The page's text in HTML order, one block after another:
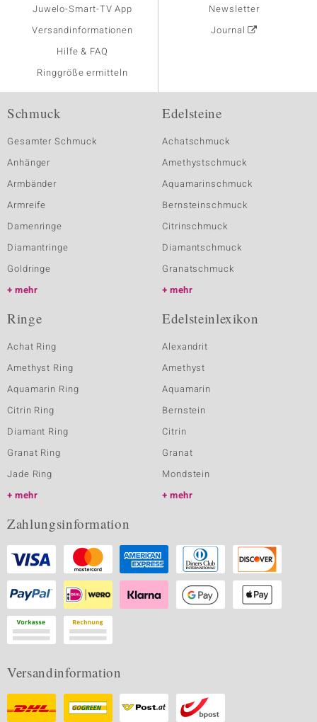
Juwelo-Smart-TV App
Versandinformationen
Hilfe & FAQ
Ringgröße ermitteln
Newsletter
Journal
Schmuck
Gesamter Schmuck
Anhänger
Armbänder
Armreife
Damenringe
Diamantringe
Goldringe
mehr
Edelsteine
Achatschmuck
Amethystschmuck
Aquamarinschmuck
Bernsteinschmuck
Citrinschmuck
Diamantschmuck
Granatschmuck
mehr
Ringe
Achat Ring
Amethyst Ring
Aquamarin Ring
Citrin Ring
Diamant Ring
Granat Ring
Jade Ring
mehr
Edelsteinlexikon
Alexandrit
Amethyst
Aquamarin
Bernstein
Citrin
Granat
Mondstein
mehr
Zahlungsinformation
Versandinformation